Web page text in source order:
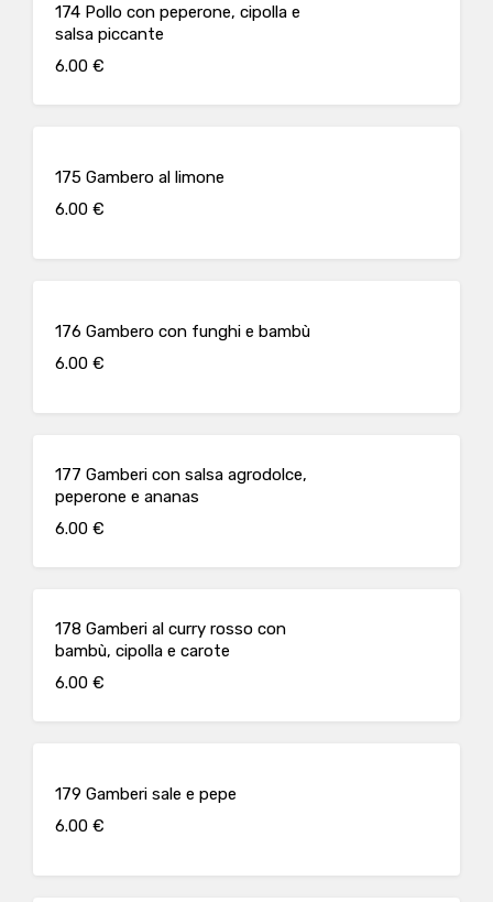
174 Pollo con peperone, cipolla e
salsa piccante
6.00 €
175 Gambero al limone
6.00 €
176 Gambero con funghi e bambù
6.00 €
177 Gamberi con salsa agrodolce,
peperone e ananas
6.00 €
178 Gamberi al curry rosso con
bambù, cipolla e carote
6.00 €
179 Gamberi sale e pepe
6.00 €